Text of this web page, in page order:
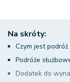
Na skróty:
Czym jest podróż
Podróże
Dodatek do